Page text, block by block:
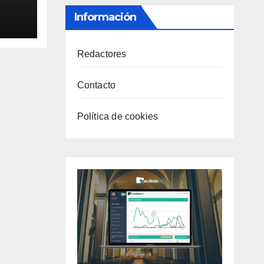
Información
Redactores
Contacto
Política de cookies